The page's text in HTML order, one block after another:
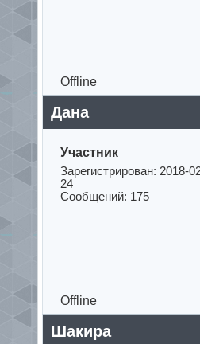
Offline
Дана
Участник
Зарегистрирован: 2018-
24
Сообщений: 175
Offline
Шакира